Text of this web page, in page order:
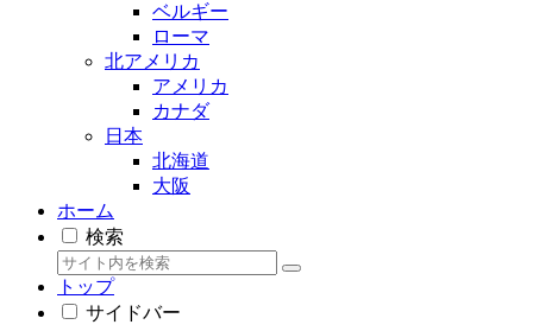
ベルギー
ローマ
北アメリカ
アメリカ
カナダ
日本
北海道
大阪
ホーム
検索
トップ
サイドバー